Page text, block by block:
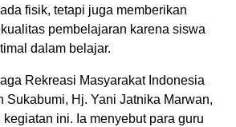
fisik, tetapi juga memberikan
pembelajaran karena siswa
dalam belajar.
Rekreasi Masyarakat Indonesia
Sukabumi, Hj. Yani Jatnika Marwan,
ini. Ia menyebut para guru